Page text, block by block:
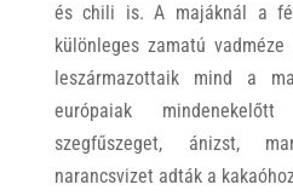
és chili is. A majáknál a
különleges zamatú
leszármazottaik mind a
európaiak
szegfűszeget, ánizst,
narancsvizet adták a